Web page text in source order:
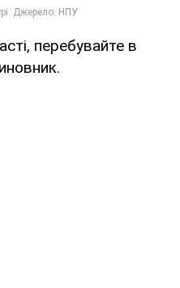
перебувайте в